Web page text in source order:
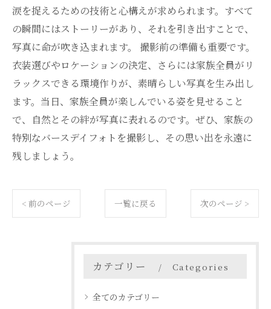
涙を捉えるための技術と心構えが求められます。すべて
の瞬間にはストーリーがあり、それを引き出すことで、
写真に命が吹き込まれます。 撮影前の準備も重要です。
衣装選びやロケーションの決定、さらには家族全員がリ
ラックスできる環境作りが、素晴らしい写真を生み出し
ます。当日、家族全員が楽しんでいる姿を見せること
で、自然とその絆が写真に表れるのです。ぜひ、家族の
特別なバースデイフォトを撮影し、その思い出を永遠に
残しましょう。
< 前のページ 一覧に戻る 次のページ >
カテゴリー Categories
全てのカテゴリー